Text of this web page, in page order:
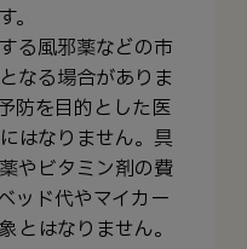
る風邪薬などの市
なる場合がありま
防を目的とした医
はなりません。具
やビタミン剤の費
ッド代やマイカー
とはなりません。